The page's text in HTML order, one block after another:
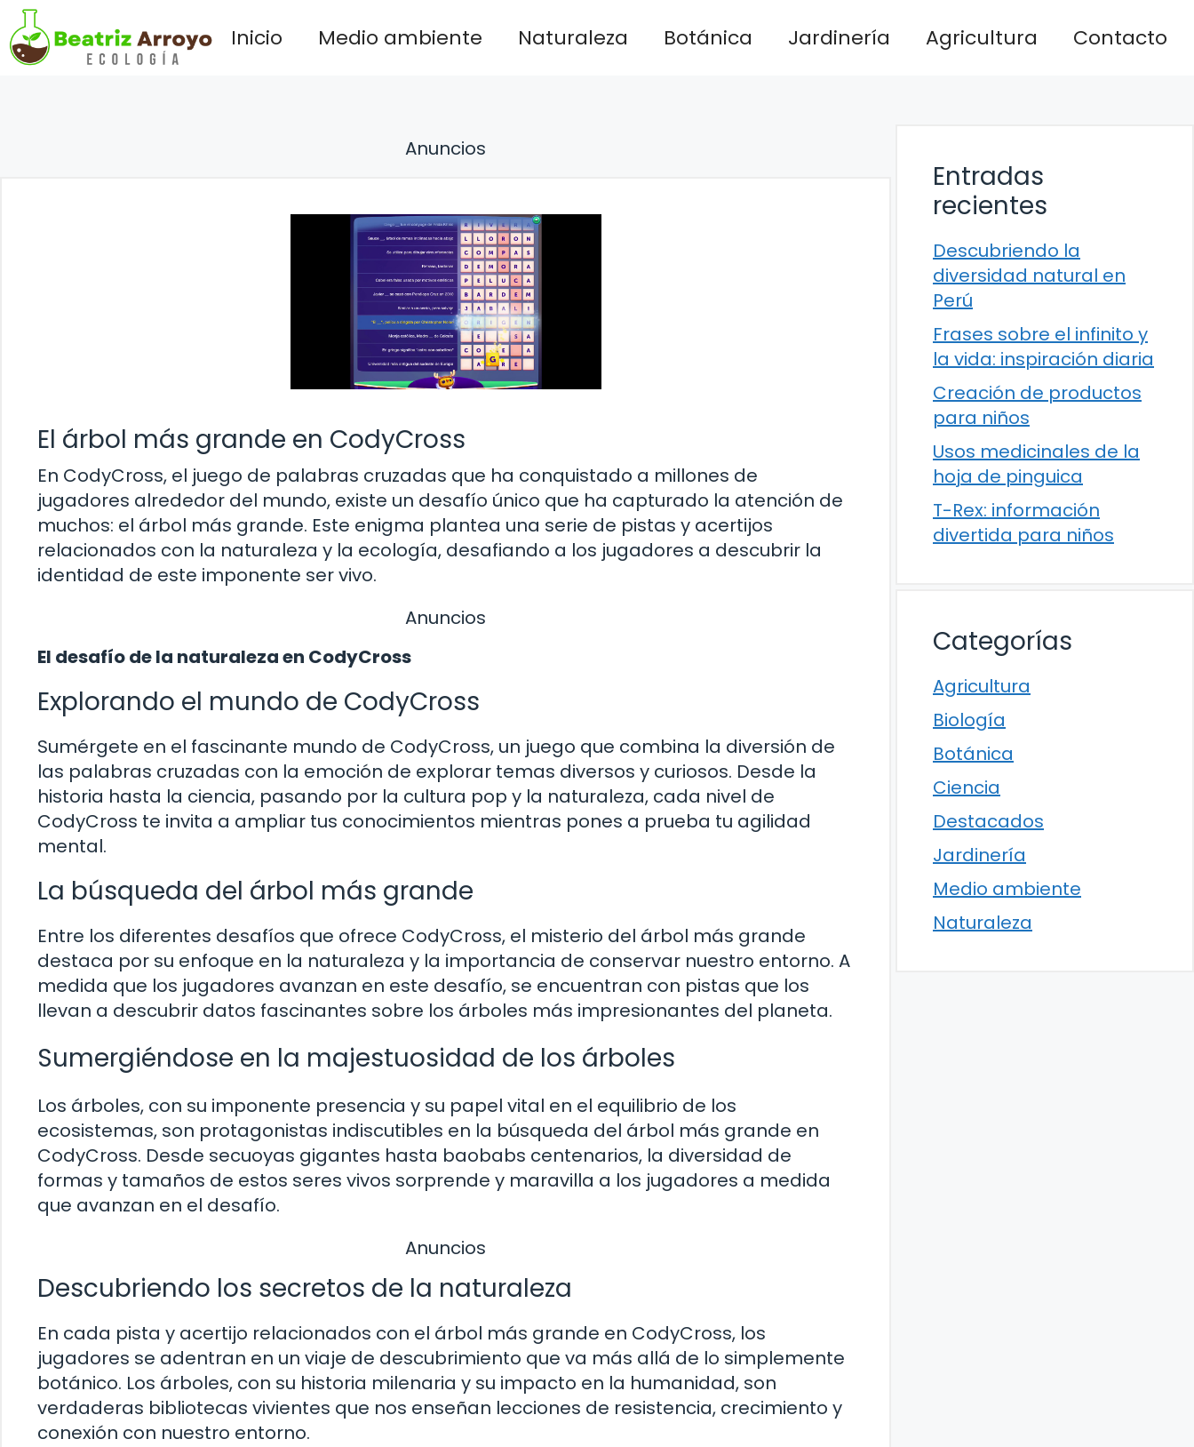
Saltar
al
contenido
Inicio Medio ambiente Naturaleza Botánica Jardinería Agricultura Contacto
Anuncios
El árbol más grande en CodyCross
En CodyCross, el juego de palabras cruzadas que ha conquistado a millones de
jugadores alrededor del mundo, existe un desafío único que ha capturado la atención de
muchos: el árbol más grande. Este enigma plantea una serie de pistas y acertijos
relacionados con la naturaleza y la ecología, desafiando a los jugadores a descubrir la
identidad de este imponente ser vivo.
Anuncios
El desafío de la naturaleza en CodyCross
Explorando el mundo de CodyCross
Sumérgete en el fascinante mundo de CodyCross, un juego que combina la diversión de
las palabras cruzadas con la emoción de explorar temas diversos y curiosos. Desde la
historia hasta la ciencia, pasando por la cultura pop y la naturaleza, cada nivel de
CodyCross te invita a ampliar tus conocimientos mientras pones a prueba tu agilidad
mental.
La búsqueda del árbol más grande
Entre los diferentes desafíos que ofrece CodyCross, el misterio del árbol más grande
destaca por su enfoque en la naturaleza y la importancia de conservar nuestro entorno. A
medida que los jugadores avanzan en este desafío, se encuentran con pistas que los
llevan a descubrir datos fascinantes sobre los árboles más impresionantes del planeta.
Sumergiéndose en la majestuosidad de los árboles
Los árboles, con su imponente presencia y su papel vital en el equilibrio de los
ecosistemas, son protagonistas indiscutibles en la búsqueda del árbol más grande en
CodyCross. Desde secuoyas gigantes hasta baobabs centenarios, la diversidad de
formas y tamaños de estos seres vivos sorprende y maravilla a los jugadores a medida
que avanzan en el desafío.
Anuncios
Descubriendo los secretos de la naturaleza
En cada pista y acertijo relacionados con el árbol más grande en CodyCross, los
jugadores se adentran en un viaje de descubrimiento que va más allá de lo simplemente
botánico. Los árboles, con su historia milenaria y su impacto en la humanidad, son
verdaderas bibliotecas vivientes que nos enseñan lecciones de resistencia, crecimiento y
conexión con nuestro entorno.
Entradas
recientes
Descubriendo la
diversidad natural en
Perú
Frases sobre el infinito y
la vida: inspiración diaria
Creación de productos
para niños
Usos medicinales de la
hoja de pinguica
T-Rex: información
divertida para niños
Categorías
Agricultura
Biología
Botánica
Ciencia
Destacados
Jardinería
Medio ambiente
Naturaleza